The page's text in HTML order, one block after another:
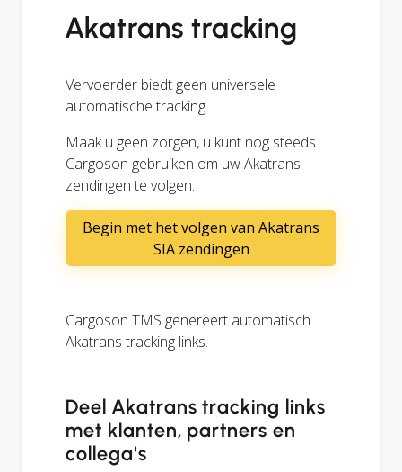
Akatrans tracking
Vervoerder biedt geen universele
automatische tracking.
Maak u geen zorgen, u kunt nog steeds
Cargoson gebruiken om uw Akatrans
zendingen te volgen.
Begin met het volgen van Akatrans
SIA zendingen
Cargoson TMS genereert automatisch
Akatrans tracking links.
Deel Akatrans tracking links
met klanten, partners en
collega's